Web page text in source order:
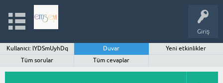
Giriş
Kullanıcı: lYDSmUyhDq Duvar
Yeni etkinlikler
Tüm sorular
Tüm cevaplar